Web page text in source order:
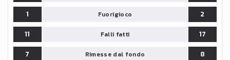
1
Fuorigioco
2
11
Falli fatti
17
7
Rimesse dal fondo
8